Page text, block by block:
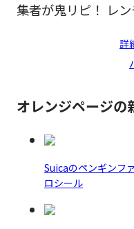
集者が鬼リピ！ レ
詳
オレンジページの
Suicaのペンギンフ
ロシール